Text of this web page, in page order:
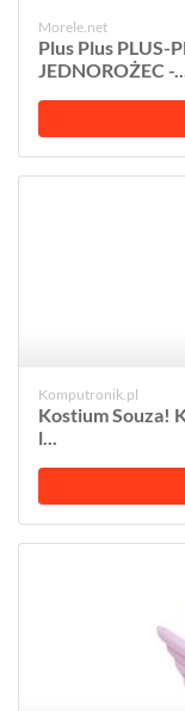
Morele.net
Plus Plus PLUS-
JEDNOROŻEC -
Komputronik.pl
Kostium Souza!
l...